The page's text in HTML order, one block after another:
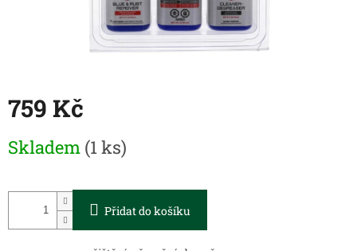
759 Kč
cena:
Skladem (1 ks)
Přidat do košíku